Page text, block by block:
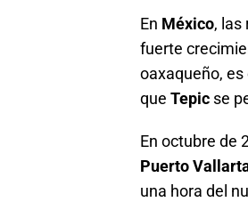
En México, las
fuerte
oaxaqueño,
que Tepic se
En octubre de
Puerto
una hora del